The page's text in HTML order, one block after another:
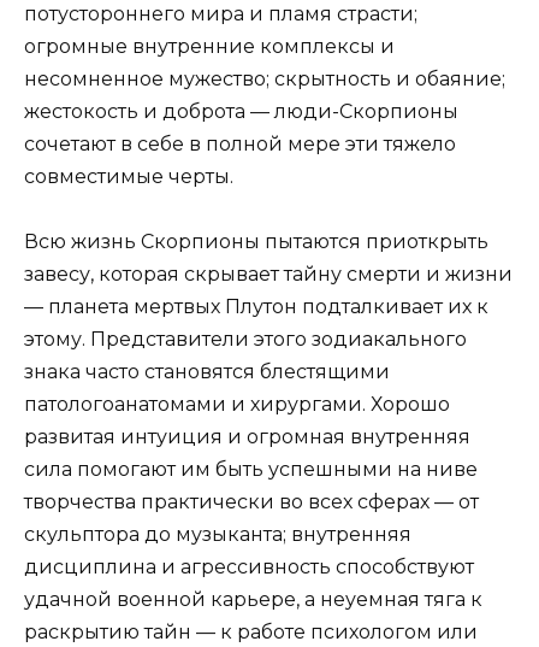
потустороннего мира и пламя страсти;
огромные внутренние комплексы и
несомненное мужество; скрытность и обаяние;
жестокость и доброта — люди-Скорпионы
сочетают в себе в полной мере эти тяжело
совместимые черты.
Всю жизнь Скорпионы пытаются приоткрыть
завесу, которая скрывает тайну смерти и жизни
— планета мертвых Плутон подталкивает их к
этому. Представители этого зодиакального
знака часто становятся блестящими
патологоанатомами и хирургами. Хорошо
развитая интуиция и огромная внутренняя
сила помогают им быть успешными на ниве
творчества практически во всех сферах — от
скульптора до музыканта; внутренняя
дисциплина и агрессивность способствуют
удачной военной карьере, а неуемная тяга к
раскрытию тайн — к работе психологом или